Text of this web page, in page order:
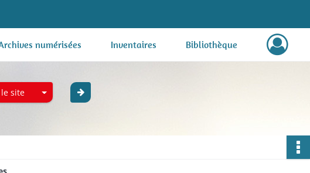
numérisées Inventaires Bibliothèque
site